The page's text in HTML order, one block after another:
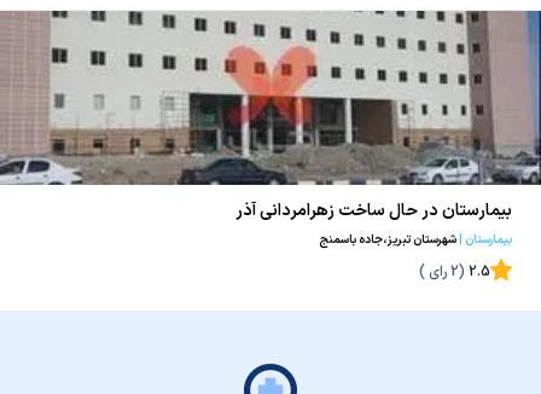
بیمارستان در حال ساخت زهرامردانی آذر
بیمارستان |شهرستان تبریز،جاده باسمنج
2.5
(
2رای )